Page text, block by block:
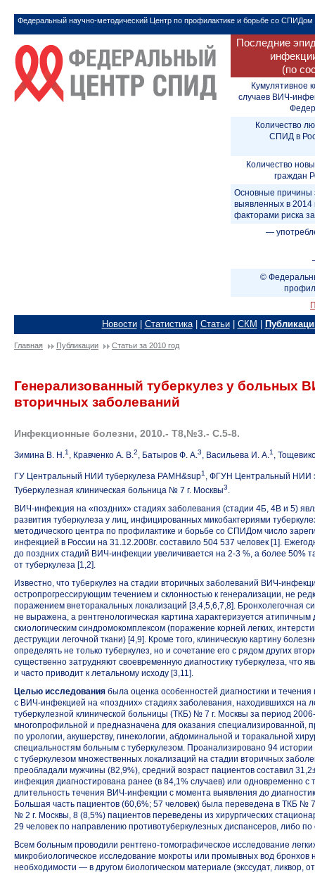
Федеральный научно-методический Центр по профилактике и борьбе со СПИДом
Последние
(по
Кумулятивное
случаев ВИЧ-
Количество
СПИД в
Количество
граждан
Основные причины
выявленных в 2014
факторами риска
—
©
Новости| Статистика| Статьи| СКМ
Главная Публикации Статьи за 2010 год
Генерализованный туберкулез у больных
вторичных заболеваний
Инфекционные болезни, 2010.- Т8,№3.- С.5-8.
Зимина В. Н.1 , Кравченко А. В.2, Батыров Ф. А.3, Васильева И. А.1 ,
ГУ Центральный НИИ туберкулеза РАМН&sup1 , ФГУН Центральный НИИ
Туберкулезная клиническая больница № 7 г. Москвы3.
ВИЧ-инфекция на «поздних» стадиях заболевания (стадии 4Б, 4В и 5)
развития туберкулеза у лиц, инфицированных микобактериями
методического центра по профилактике и борьбе со СПИДом число
инфекцией в России на 31.12.2008г. составило 504 537 человек [1].
до поздних стадий ВИЧ-инфекции увеличивается на 2-3 %, а более 50%
от туберкулеза [1,2].
Известно, что туберкулез на стадии вторичных заболеваний ВИЧ-
остропрогрессирующим течением и склонностью к генерализации, не
поражением внеторакальных локализаций [3,4,5,6,7,8]. Бронхолегочная
не выражена, а рентгенологическая картина характеризуется
скиологическим синдромокомплексом (поражение корней легких,
деструкции легочной ткани) [4,9]. Кроме того, клиническую картину
определять не только туберкулез, но и сочетание его с рядом других
существенно затрудняют своевременную диагностику туберкулеза, что
и часто приводит к летальному исходу [3,11].
Целью исследования была оценка особенностей диагностики и
с ВИЧ-инфекцией на «поздних» стадиях заболевания, находившихся на
туберкулезной клинической больницы (ТКБ) № 7 г. Москвы за период
многопрофильной и предназначена для оказания специализированной,
по урологии, акушерству, гинекологии, абдоминальной и торакальной
специальностям больным с туберкулезом. Проанализировано 94
с туберкулезом множественных локализаций на стадии вторичных
преобладали мужчины (82,9%), средний возраст пациентов составил
инфекция диагностирована ранее (в 84,1% случаев) или одновременно с
длительность течения ВИЧ-инфекции с момента выявления до
Большая часть пациентов (60,6%; 57 человек) была переведена в ТКБ №
№ 2 г. Москвы, 8 (8,5%) пациентов переведены из хирургических
29 человек по направлению противотуберкулезных диспансеров, либо
Всем больным проводили рентгено-томографическое исследование
микробиологическое исследование мокроты или промывных вод
необходимости — в другом биологическом материале (экссудат, ликвор,